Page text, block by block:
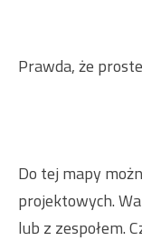
Prawda, że
Do tej mapy
projektowych.
lub z zespołem.